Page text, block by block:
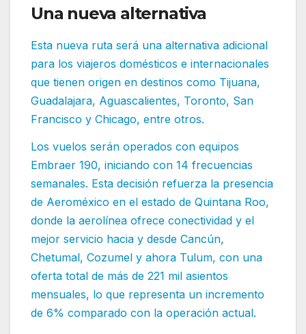
Una nueva alternativa
Esta nueva ruta será una alternativa adicional
para los viajeros domésticos e internacionales
que tienen origen en destinos como Tijuana,
Guadalajara, Aguascalientes, Toronto, San
Francisco y Chicago, entre otros.
Los vuelos serán operados con equipos
Embraer 190, iniciando con 14 frecuencias
semanales. Esta decisión refuerza la presencia
de Aeroméxico en el estado de Quintana Roo,
donde la aerolínea ofrece conectividad y el
mejor servicio hacia y desde Cancún,
Chetumal, Cozumel y ahora Tulum, con una
oferta total de más de 221 mil asientos
mensuales, lo que representa un incremento
de 6% comparado con la operación actual.